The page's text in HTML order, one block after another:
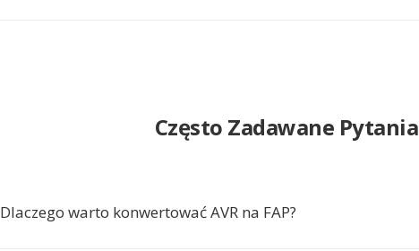
Często Zadawane Pytania
Dlaczego warto konwertować AVR na FAP?